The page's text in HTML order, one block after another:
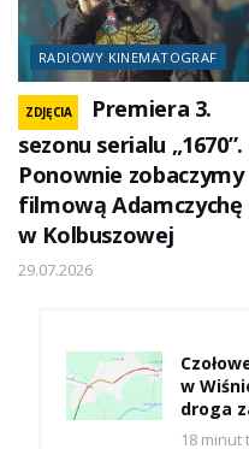
RADIOWY KINEMATOGRAF
ZDJĘCIA
Premiera 3.
sezonu serialu „1670”.
Ponownie zobaczymy
filmową Adamczychę
w Kolbuszowej
29.07.2026
w
droga
18 minut